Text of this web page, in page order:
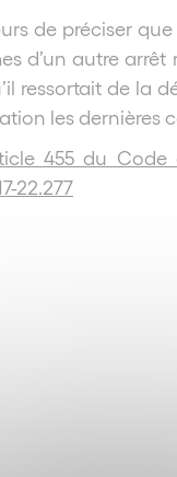
de préciser
d’un autre
ressortait de la
les dernières
455 du Code
22.277